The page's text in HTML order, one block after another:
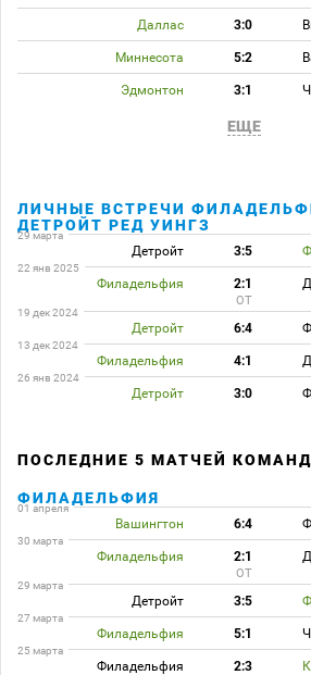
Даллас 3:0
Миннесота 5:2
Эдмонтон 3:1
ЕЩЕ
ЛИЧНЫЕ ВСТРЕЧИ
ДЕТРОЙТ РЕД УИНГЗ
29 марта
Детройт 3:5
22 янв 2025
Филадельфия 2:1
ОТ
19 дек 2024
Детройт 6:4
13 дек 2024
Филадельфия 4:1
26 янв 2024
Детройт 3:0
ПОСЛЕДНИЕ 5 МАТЧЕЙ КОМАНД
ФИЛАДЕЛЬФИЯ
01 апреля
Вашингтон 6:4
30 марта
Филадельфия 2:1
ОТ
29 марта
Детройт 3:5
27 марта
Филадельфия 5:1
25 марта
Филадельфия 2:3